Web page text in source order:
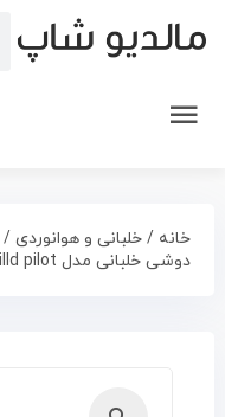
خانه / خلبانی و هوانوردی/
دوشی خلبانی مدل Shilld pilot